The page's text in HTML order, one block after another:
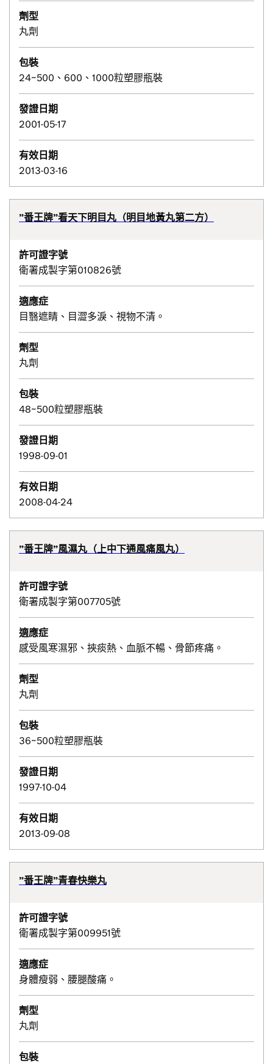
劑型
丸劑
包裝
24~500、600、1000粒塑膠瓶裝
發證日期
2001-05-17
有效日期
2013-03-16
”番王牌”看天下明目丸（明目地黃丸第二方）
許可證字號
衛署成製字第010826號
適應症
目翳遮睛、目澀多淚、視物不清。
劑型
丸劑
包裝
48~500粒塑膠瓶裝
發證日期
1998-09-01
有效日期
2008-04-24
”番王牌”風濕丸（上中下通風痛風丸）
許可證字號
衛署成製字第007705號
適應症
感受風寒濕邪、挾痰熱、血脈不暢、骨節疼痛。
劑型
丸劑
包裝
36~500粒塑膠瓶裝
發證日期
1997-10-04
有效日期
2013-09-08
”番王牌”青春快樂丸
許可證字號
衛署成製字第009951號
適應症
身體瘦弱、腰腿酸痛。
劑型
丸劑
包裝